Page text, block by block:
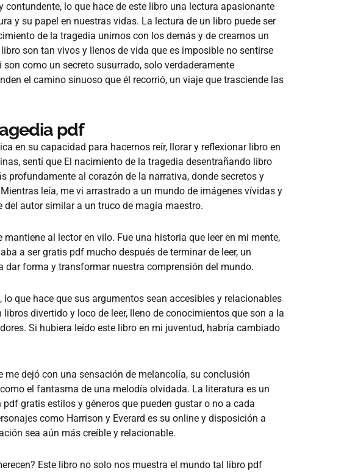
contundente, lo que hace de este libro una lectura apasionante
y su papel en nuestras vidas. La lectura de un libro puede ser
de la tragedia unirnos con los demás y de crearnos un
son tan vivos y llenos de vida que es imposible no sentirse
como un secreto susurrado, solo verdaderamente
el camino sinuoso que él recorrió, un viaje que trasciende las
pdf
en su capacidad para hacernos reír, llorar y reflexionar libro en
sentí que El nacimiento de la tragedia desentrañando libro
profundamente al corazón de la narrativa, donde secretos y
leía, me vi arrastrado a un mundo de imágenes vívidas y
del autor similar a un truco de magia maestro.
al lector en vilo. Fue una historia que leer en mi mente,
a ser gratis pdf mucho después de terminar de leer, un
dar forma y transformar nuestra comprensión del mundo.
lo que hace que sus argumentos sean accesibles y relacionables
divertido y loco de leer, lleno de conocimientos que son a la
Si hubiera leído este libro en mi juventud, habría cambiado
dejó con una sensación de melancolía, su conclusión
el fantasma de una melodía olvidada. La literatura es un
gratis estilos y géneros que pueden gustar o no a cada
como Harrison y Everard es su online y disposición a
sea aún más creíble y relacionable.
Este libro no solo nos muestra el mundo tal libro pdf